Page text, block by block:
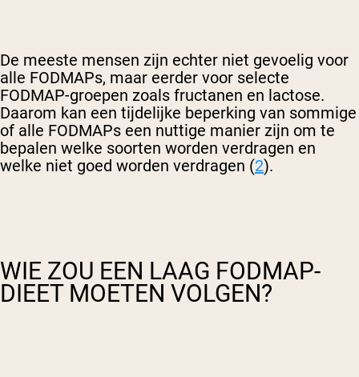
De meeste mensen zijn echter niet gevoelig voor
alle FODMAPs, maar eerder voor selecte
FODMAP-groepen zoals fructanen en lactose.
Daarom kan een tijdelijke beperking van sommige
of alle FODMAPs een nuttige manier zijn om te
bepalen welke soorten worden verdragen en
welke niet goed worden verdragen (2).
WIE ZOU EEN LAAG FODMAP-
DIEET MOETEN VOLGEN?